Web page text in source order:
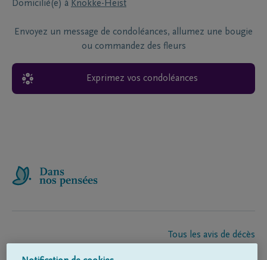
Domicilié(e) à Knokke-Heist
Envoyez un message de condoléances, allumez une bougie
ou commandez des fleurs
Exprimez vos condoléances
Tous les avis de décès